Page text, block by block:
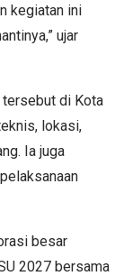
kegiatan ini
ujar
tersebut di Kota
lokasi,
Ia juga
besar
2027 bersama